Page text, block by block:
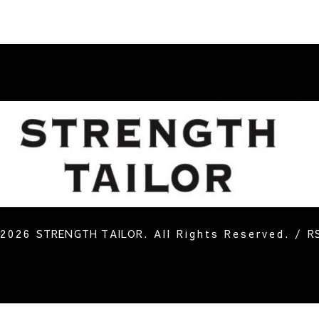
STRENGTH TAILOR . All Rights Reserved. /